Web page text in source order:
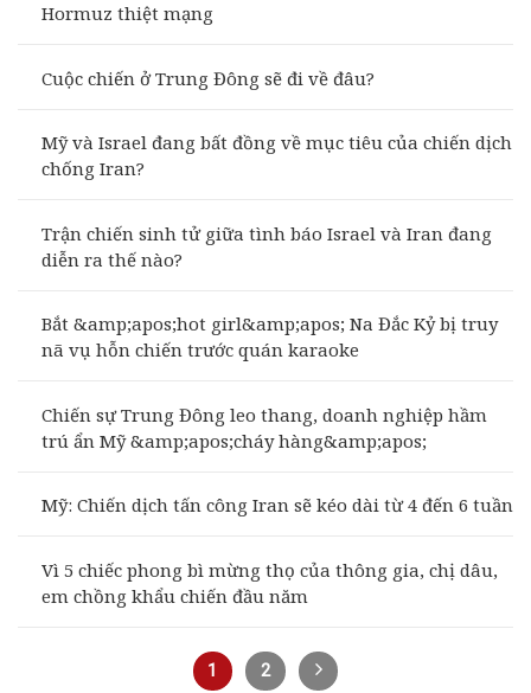
Hormuz thiệt mạng
Cuộc chiến ở Trung Đông sẽ đi về đâu?
Mỹ và Israel đang bất đồng về mục tiêu của chiến dịch
chống Iran?
Trận chiến sinh tử giữa tình báo Israel và Iran đang
diễn ra thế nào?
Bắt &amp;apos;hot girl&amp;apos; Na Đắc Kỷ bị truy
nã vụ hỗn chiến trước quán karaoke
Chiến sự Trung Đông leo thang, doanh nghiệp hầm
trú ẩn Mỹ &amp;apos;cháy hàng&amp;apos;
Mỹ: Chiến dịch tấn công Iran sẽ kéo dài từ 4 đến 6 tuần
Vì 5 chiếc phong bì mừng thọ của thông gia, chị dâu,
em chồng khẩu chiến đầu năm
1 2